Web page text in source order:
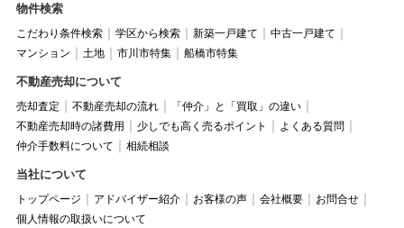
物件検索
こだわり条件検索 学区から検索 新築一戸建て
中古一戸建て
マンション
土地 市川市特集 船橋市特集
不動産売却について
売却査定 不動産売却の流れ
「仲介」と「買取」の違い
不動産売却時の諸費用
少しでも高く売るポイント
よくある質問
仲介手数料について
相続相談
当社について
トップページ アドバイザー紹介 お客様の声 会社概要
お問合せ
個人情報の取扱いについて